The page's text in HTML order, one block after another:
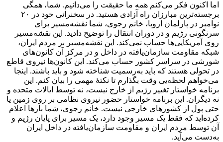
اما اکنون فکر می‌کنم همه ما حقیقت را می‌دانیم. شما، همگی
برجسته‌ترین مبارزان راه آزادی هستید. در سخنرانی خود در ۲۰
نوامبر در پارلمان اروپا، خانم رجوی، شما نقشه‌مسیر برای
سرنگونی رژیم و در دوران انتقال را توضیح دادید. این نقشه‌مسیر
روی آمریکایی‌ها حساب نمی‌کند. این نقشه‌مسیر بر مردم ایران،
شبکه مقاومت سازمان‌یافته در داخل و در مرکز آن کانون‌های
شورشی در سراسر کشور حساب می‌کند. این کانون‌ها نیروی قاطع
در تحولی هستند که باید به‌رسمیت شناخته شود و باید باشند. اینجا
می‌خواهم لحظه‌یی وقت بگذارم تا نکتهٔ مهمی را بیان کنم. این
برنامه خواستار تغییر رژیم از خارج نیست، نه توسط ایالات متحده و
نه دیگران. این برنامه خواستار حضور نیروی نظامی بر روی زمین یا
حتی پول از کشورهای خارجی نیست. خانم رجوی، شما بارها اعلام
کرده‌اید که فقط یک مسیر وجود دارد، یک مسیر برای پایان رژیم و
آن توسط مردم ایران و مقاومت سازمان‌یافته در داخل ایران
به‌دست می‌آید.